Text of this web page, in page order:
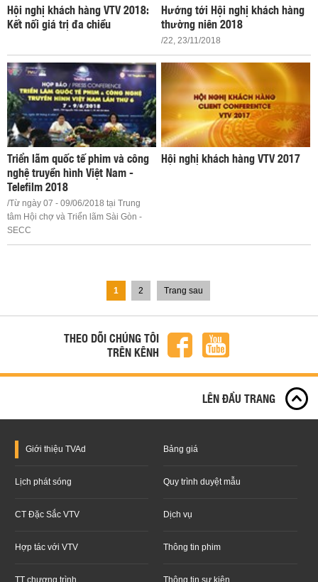
Hội nghị khách hàng VTV 2018:
Kết nối giá trị đa chiều
Hướng tới Hội nghị khách hàng
thường niên 2018
/22, 23/11/2018
Triển lãm quốc tế phim và công
nghệ truyền hình Việt Nam -
Telefilm 2018
/Từ ngày 07 - 09/06/2018 tại Trung
tâm Hội chợ và Triển lãm Sài Gòn -
SECC
Hội nghị khách hàng VTV 2017
1 2 Trang sau
THEO DÕI CHÚNG TÔI
TRÊN KÊNH
LÊN ĐẦU TRANG
Giới thiệu TVAd Bảng giá
Lịch phát sóng Quy trình duyệt mẫu
CT Đặc Sắc VTV Dịch vụ
Hợp tác với VTV Thông tin phim
TT chương trình Thông tin sự kiện